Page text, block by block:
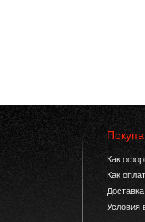
Как
Как
Условия